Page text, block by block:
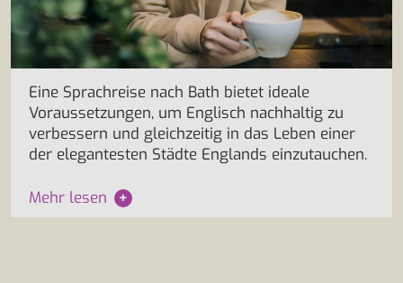
Eine Sprachreise nach Bath bietet ideale
Voraussetzungen, um Englisch nachhaltig zu
verbessern und gleichzeitig in das Leben einer
der elegantesten Städte Englands einzutauchen.
Mehr lesen +